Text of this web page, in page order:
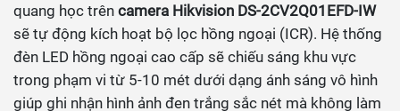
quang học trên camera Hikvision DS-2CV2Q01EFD-IW
sẽ tự động kích hoạt bộ lọc hồng ngoại (ICR). Hệ thống
đèn LED hồng ngoại cao cấp sẽ chiếu sáng khu vực
trong phạm vi từ 5-10 mét dưới dạng ánh sáng vô hình
giúp ghi nhận hình ảnh đen trắng sắc nét mà không làm